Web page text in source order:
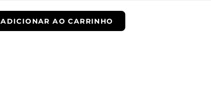
ADICIONAR AO CARRINHO
QUERO SER VIP